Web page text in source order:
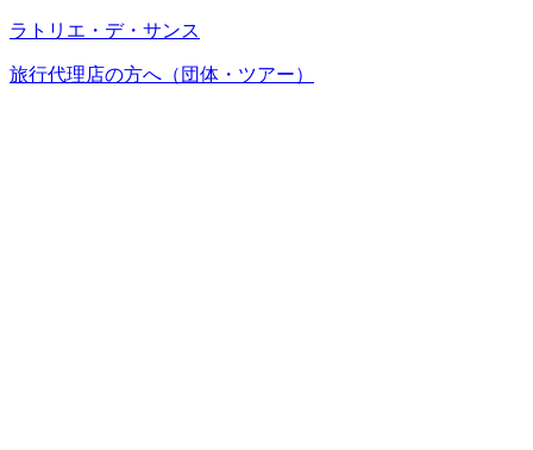
ラトリエ・デ・サンス
旅行代理店の方へ（団体・ツアー）